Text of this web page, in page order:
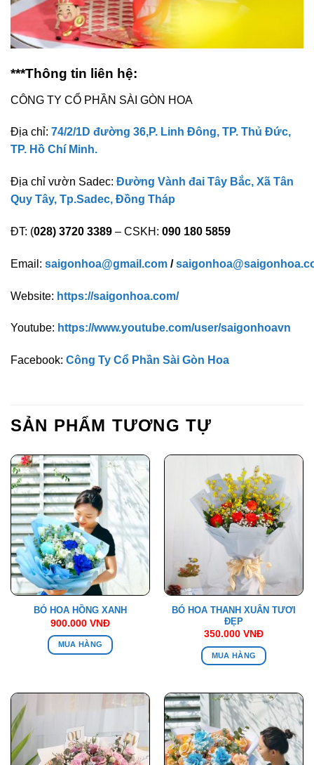
***Thông tin liên hệ:
CÔNG TY CỔ PHẦN SÀI GÒN HOA
Địa chỉ: 74/2/1D đường 36,P. Linh Đông, TP. Thủ Đức,
TP. Hồ Chí Minh.
Địa chỉ vườn Sadec: Đường Vành đai Tây Bắc, Xã Tân
Quy Tây, Tp.Sadec, Đồng Tháp
ĐT: (028) 3720 3389 – CSKH: 090 180 5859
Email: saigonhoa@gmail.com /
Website: https://saigonhoa.com/
Youtube: https://www.youtube.com/user/saigonhoavn
Facebook: Công Ty Cổ Phần Sài Gòn Hoa
SẢN PHẨM TƯƠNG TỰ
BÓ HOA HỒNG XANH
900.000 VNĐ
MUA HÀNG
BÓ HOA THANH XUÂN TƯƠI
ĐẸP
350.000 VNĐ
MUA HÀNG